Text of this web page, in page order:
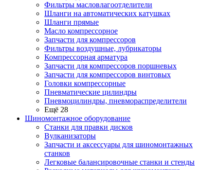
Фильтры масловлагоотделители
Шланги на автоматических катушках
Шланги прямые
Масло компрессорное
Запчасти для компрессоров
Фильтры воздушные, лубрикаторы
Компрессорная арматура
Запчасти для компрессоров поршневых
Запчасти для компрессоров винтовых
Головки компрессорные
Пневматические цилиндры
Пневмоцилиндры, пневмораспределители
Ещё 28
Шиномонтажное оборудование
Станки для правки дисков
Вулканизаторы
Запчасти и аксессуары для шиномонтажных
станков
Легковые балансировочные станки и стенды